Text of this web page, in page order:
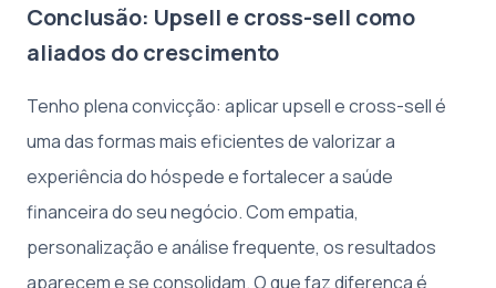
Conclusão: Upsell e cross-sell como
aliados do crescimento
Tenho plena convicção: aplicar upsell e cross-sell é
uma das formas mais eficientes de valorizar a
experiência do hóspede e fortalecer a saúde
financeira do seu negócio. Com empatia,
personalização e análise frequente, os resultados
aparecem e se consolidam. O que faz diferença é